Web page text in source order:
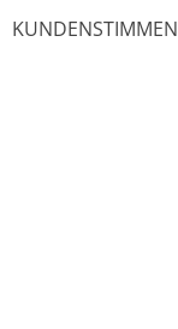
KUNDENSTIMMEN